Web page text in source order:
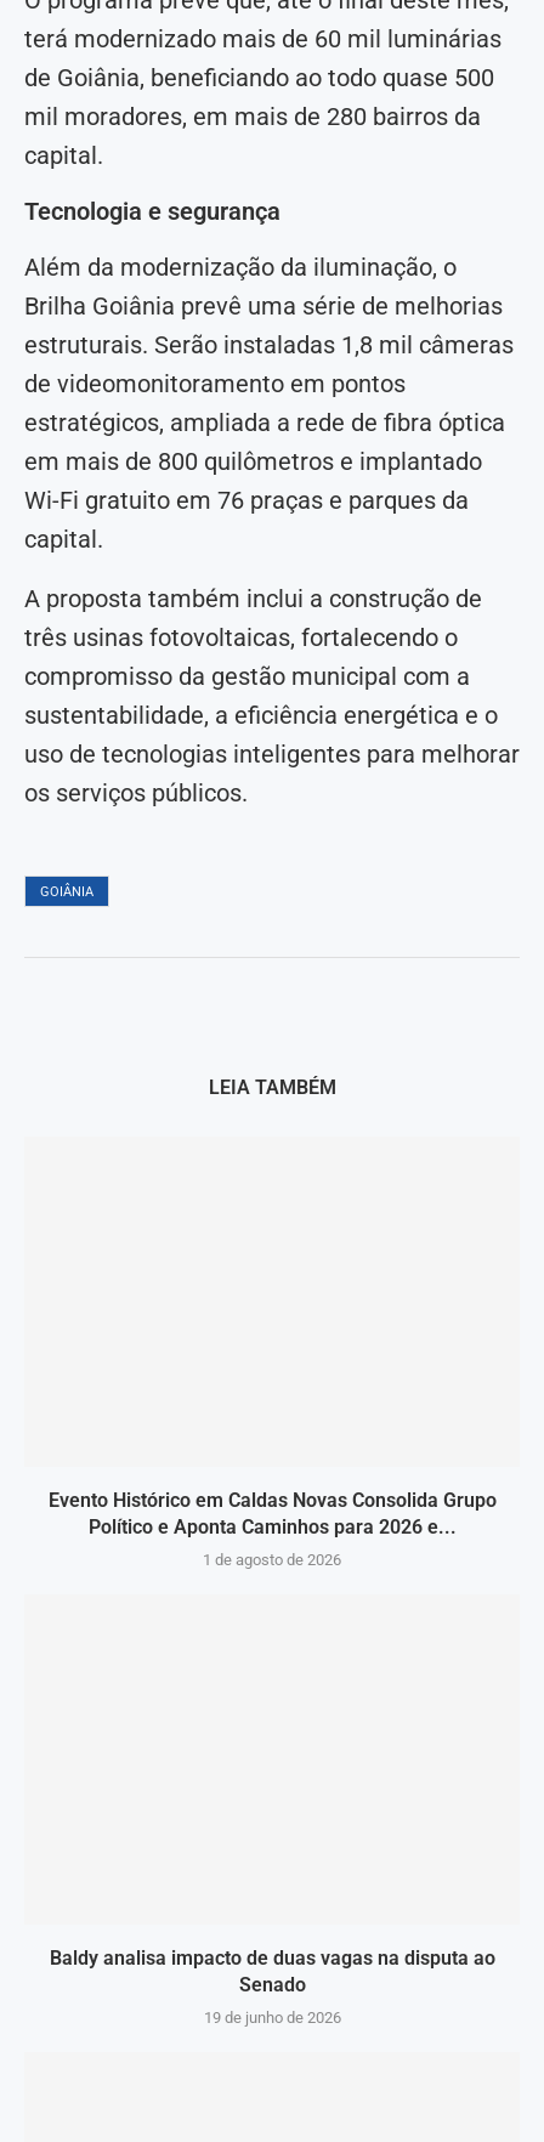
terá modernizado mais de 60 mil luminárias
de Goiânia, beneficiando ao todo quase 500
mil moradores, em mais de 280 bairros da
capital.
Tecnologia e segurança
Além da modernização da iluminação, o
Brilha Goiânia prevê uma série de melhorias
estruturais. Serão instaladas 1,8 mil câmeras
de videomonitoramento em pontos
estratégicos, ampliada a rede de fibra óptica
em mais de 800 quilômetros e implantado
Wi-Fi gratuito em 76 praças e parques da
capital.
A proposta também inclui a construção de
três usinas fotovoltaicas, fortalecendo o
compromisso da gestão municipal com a
sustentabilidade, a eficiência energética e o
uso de tecnologias inteligentes para melhorar
os serviços públicos.
GOIÂNIA
LEIA TAMBÉM
Evento Histórico em Caldas Novas Consolida Grupo
Político e Aponta Caminhos para 2026 e...
1 de agosto de 2026
Baldy analisa impacto de duas vagas na disputa ao
Senado
19 de junho de 2026